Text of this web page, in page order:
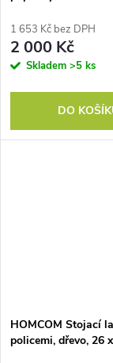
1 653 Kč bez DPH
2 000 Kč
Skladem >5 ks
DO
HOMCOM Stojací
policemi, dřevo, 26